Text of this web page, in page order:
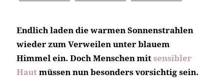
Endlich laden die warmen Sonnenstrahlen
wieder zum Verweilen unter blauem
Himmel ein. Doch Menschen mitsensibler
Hautmüssen nun besonders vorsichtig sein.